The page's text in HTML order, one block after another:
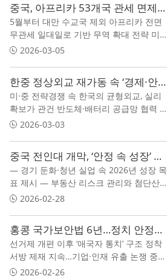
중국, 아프리카 53개국 관세 면제…“글로벌 남반구 경제권 구축”
5월부터 대만 수교국 제외 아프리카 전면
무관세 일대일로 기반 무역 확대 전략 미국
·EU 공급망 재편에 대응한 ‘글로벌 남반구
2026-03-05
한중 정상외교 재가동 속 ‘경제·안보’ 줄다리기…공급망·북핵 공조 시험대
미·중 전략경쟁 속 한국의 균형외교, 실리
확보가 관건 반도체·배터리 공급망 협력 확
대 vs 대북·대만 문제 입장차 지속
2026-03-03
중국 전인대 개막, ‘안정 속 성장’ 재확인
— 경기 둔화·청년 실업 속 2026년 성장 목
표 제시 — 부동산 리스크 관리와 첨단산업
투자 병행 — 민생 안정 강조… 내수 회복이
2026-02-28
홍콩 국가보안법 6년…정치 안정과 국제금융 허브 위상 사이
선거제 개편 이후 ‘애국자 통치’ 구조 정착
서방 제재 지속…기업·인재 유출 논쟁 중국
본토와의 경제 통합 가속
2026-02-26